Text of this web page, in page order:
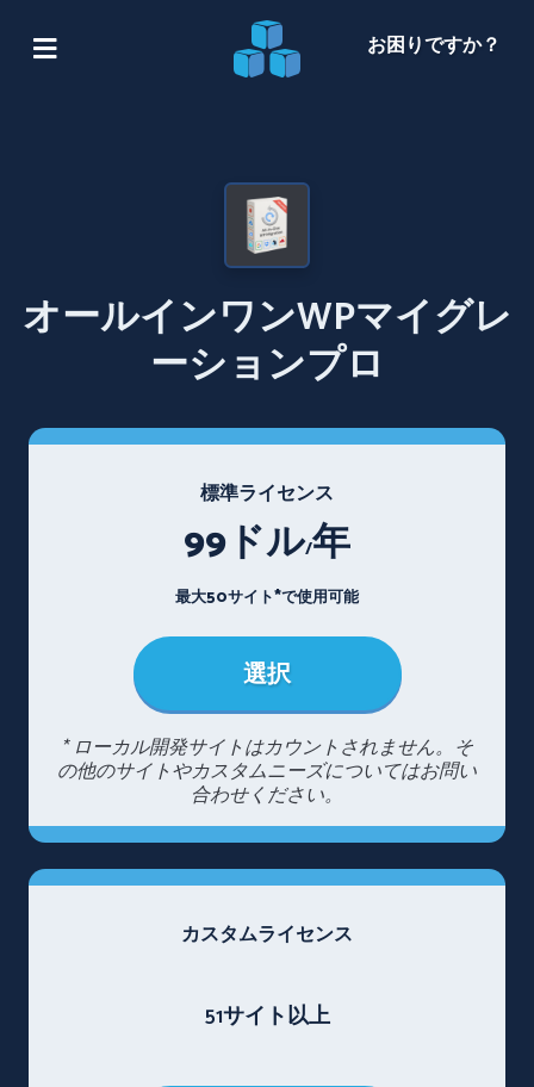
お困りですか？
オールインワンWPマイグレ
ーションプロ
標準ライセンス
99ドル/年
最大50サイト*で使用可能
選択
* ローカル開発サイトはカウントされません。そ
の他のサイトやカスタムニーズについてはお問い
合わせください。
カスタムライセンス
51サイト以上